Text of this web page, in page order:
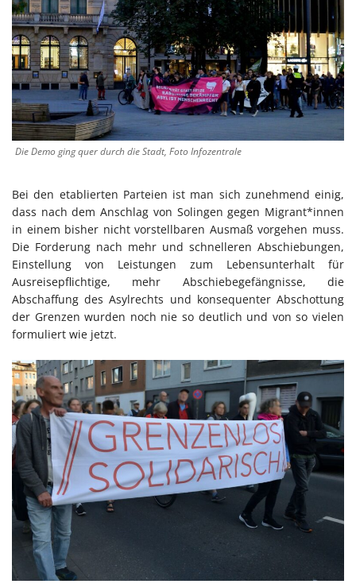
Die Demo ging quer durch die Stadt, Foto Infozentrale
Bei den etablierten Parteien ist man sich zunehmend einig,
dass nach dem Anschlag von Solingen gegen Migrant*innen
in einem bisher nicht vorstellbaren Ausmaß vorgehen muss.
Die Forderung nach mehr und schnelleren Abschiebungen,
Einstellung von Leistungen zum Lebensunterhalt für
Ausreisepflichtige, mehr Abschiebegefängnisse, die
Abschaffung des Asylrechts und konsequenter Abschottung
der Grenzen wurden noch nie so deutlich und von so vielen
formuliert wie jetzt.